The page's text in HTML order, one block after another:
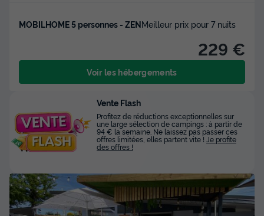
MOBILHOME 5 personnes - ZENMeilleur prix pour 7 nuits
229 €
Voir les hébergements
Vente Flash
Profitez de réductions exceptionnelles sur
une large sélection de campings : à partir de
94 € la semaine. Ne laissez pas passer ces
offres limitées, elles partent vite ! Je profite
des offres !